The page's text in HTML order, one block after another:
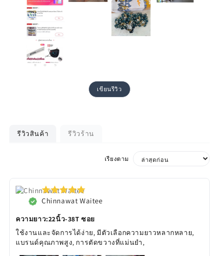
เขียนรีวิว
รีวิวสินค้า รีวิวร้าน
เรียงตาม
Chinnawat Waitee
ความยาว:22นิ้ว-38T ซอย
ใช้งานและจัดการได้ง่าย, มีตัวเลือกความยาวหลากหลาย,
แบรนด์คุณภาพสูง, การตัดขวางที่แม่นยำ,